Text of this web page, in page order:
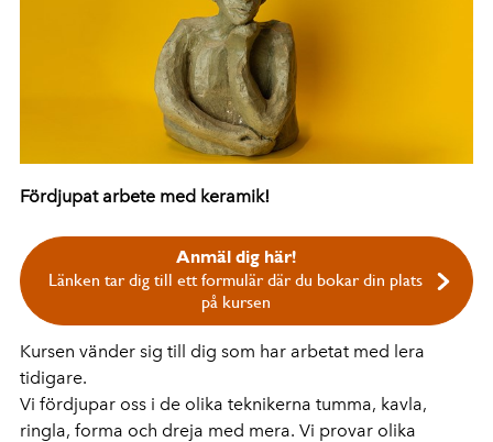
Fördjupat arbete med keramik!
Anmäl dig här!
Länken tar dig till ett formulär där du bokar din plats
på kursen
Kursen vänder sig till dig som har arbetat med lera
tidigare.
Vi fördjupar oss i de olika teknikerna tumma, kavla,
ringla, forma och dreja med mera. Vi provar olika